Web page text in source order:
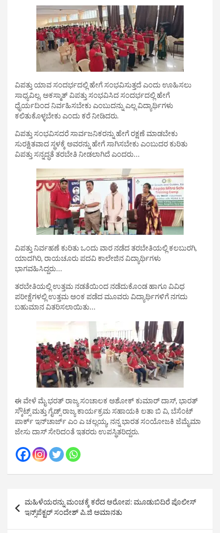
ವಿಪತ್ತು ಯಾವ ಸಂದರ್ಭದಲ್ಲಿ ಹೇಗೆ ಸಂಭವಿಸುತ್ತದೆ ಎಂದು ಊಹಿಸಲು
ಸಾಧ್ಯವಿಲ್ಲ. ಅಕಸ್ಮಾತ್ ವಿಪತ್ತು ಸಂಭವಿಸಿದ ಸಂದರ್ಭದಲ್ಲಿ ಹೇಗೆ
ಧೈರ್ಯದಿಂದ ನಿರ್ವಹಿಸಬೇಕು ಎಂಬುದನ್ನು ಎಲ್ಲ ವಿದ್ಯಾರ್ಥಿಗಳು
ಕಲಿತುಕೊಳ್ಳಬೇಕು ಎಂದು ಕರೆ ನೀಡಿದರು.
ವಿಪತ್ತು ಸಂಭವಿಸದರೆ ಸಾರ್ವಜನಿಕರನ್ನು ಹೇಗೆ ರಕ್ಷಣೆ ಮಾಡಬೇಕು
ಸುರಕ್ಷಿತವಾದ ಸ್ಥಳಕ್ಕೆ ಅವರನ್ನು ಹೇಗೆ ಸಾಗಿಸಬೇಕು ಎಂಬುದರ ಕುರಿತು
ವಿಪತ್ತು ಸನ್ನದ್ಧತೆ ತರಬೇತಿ ನೀಡಲಾಗಿದೆ ಎಂದರು…
ವಿಪತ್ತು ನಿರ್ವಹಣೆ ಕುರಿತು ಒಂದು ವಾರ ನಡೆದ ತರಬೇತಿ‌ಯಲ್ಲಿ ಕಲಬುರಗಿ,
ಯಾದಗಿರಿ, ರಾಯಚೂರು ಪದವಿ ಕಾಲೇಜಿನ ವಿದ್ಯಾರ್ಥಿಗಳು
ಭಾಗವಹಿಸಿದ್ದರು…
ತರಬೇತಿಯಲ್ಲಿ ಉತ್ತಮ ನಡತೆಯಿಂದ ನಡೆದುಕೊಂಡ ಹಾಗೂ ವಿವಿಧ
ಪರೀಕ್ಷೆಗಳಲ್ಲಿ ಉತ್ತಮ ಅಂಕ ಪಡೆದ ಮೂವರು ವಿದ್ಯಾರ್ಥಿಗಳಿಗೆ ನಗದು
ಬಹುಮಾನ ವಿತರಿಸಲಾಯಿತು…
ಈ ವೇಳೆ ಮೈ ಭರತ್ ರಾಜ್ಯ ಸಂಚಾಲಕ ಅಶೋಕ್ ಕುಮಾರ್ ದಾಸ್, ಭಾರತ್
ಸ್ಕೌಟ್ಸ್ ಮತ್ತು ಗೈಡ್ಸ್ ರಾಜ್ಯ ಕಾರ್ಯಕ್ರಮ ಸಹಾಯಕಿ ಲತಾ ಬಿ ವಿ, ಬೆಸೆಂಟ್
ಪಾರ್ಕ್ ಇನ್‌ಚಾರ್ಜ್ ಎಂ ಎ ಚಲ್ಲಯ್ಯ, ನನ್ನ ಭಾರತ ಸಂಯೋಜಕಿ ಜೆಮೈಮಾ
ಜೇಸು ದಾಸ್ ಸೇರಿದಂತೆ ಇತರರು ಉಪಸ್ಥಿತರಿದ್ದರು.
Post
navigation
ಮಹಿಳೆಯರನ್ನು ಮಂಚಕ್ಕೆ ಕರೆದ ಆರೋಪ: ಮೂಡುಬಿದಿರೆ ಪೊಲೀಸ್
ಇನ್ಸ್‌ಪೆಕ್ಟರ್ ಸಂದೇಶ್ ಪಿ.ಜಿ ಅಮಾನತು